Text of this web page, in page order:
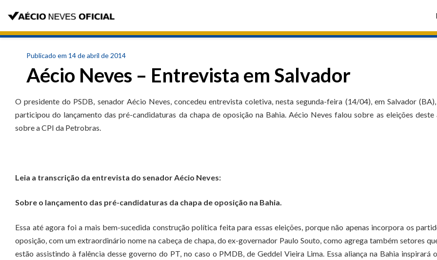
Publicado em 14 de abril de 2014
Aécio Neves – Entrevista em Salvador
O presidente do PSDB, senador Aécio Neves, concedeu entrevista coletiva, nesta segunda-feira (14/04), em Salvador
participou do lançamento das pré-candidaturas da chapa de oposição na Bahia. Aécio Neves falou sobre as eleições deste
sobre a CPI da Petrobras.
Leia a transcrição da entrevista do senador Aécio Neves:
Sobre o lançamento das pré-candidaturas da chapa de oposição na Bahia.
Essa até agora foi a mais bem-sucedida construção política feita para essas eleições, porque não apenas incorpora os
oposição, com um extraordinário nome na cabeça de chapa, do ex-governador Paulo Souto, como agrega também setores
estão assistindo à falência desse governo do PT, no caso o PMDB, de Geddel Vieira Lima. Essa aliança na Bahia inspirará